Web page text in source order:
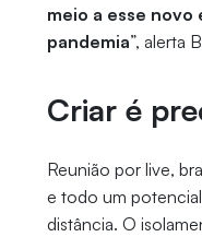
meio a esse
pandemia”, alerta
Criar é
Reunião por live,
e todo um
distância. O